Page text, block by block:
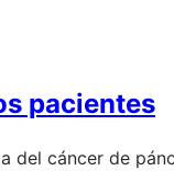
pacientes
del cáncer de